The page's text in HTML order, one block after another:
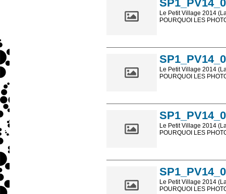
Le Petit Village 2014
POURQUOI LES
Le Petit Village 2014
POURQUOI LES
Le Petit Village 2014
POURQUOI LES
Le Petit Village 2014
POURQUOI LES